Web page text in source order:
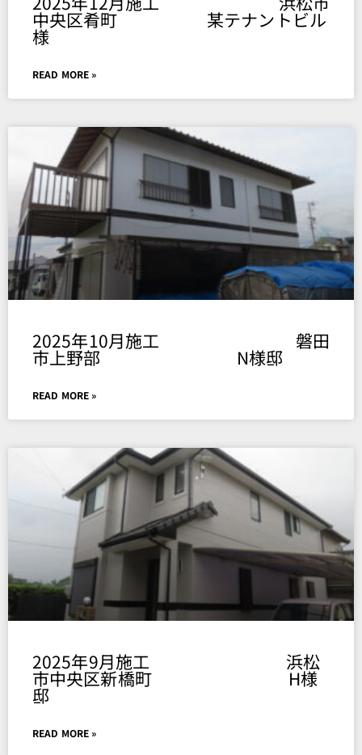
中央区肴町 某テナントビル
様
READ MORE »
2025年10月施工 磐田
市上野部 N様邸
READ MORE »
2025年9月施工 浜松
市中央区新橋町 H様
邸
READ MORE »